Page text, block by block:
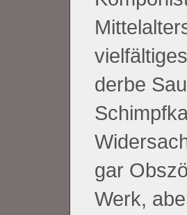
derbe
gar
Werk,